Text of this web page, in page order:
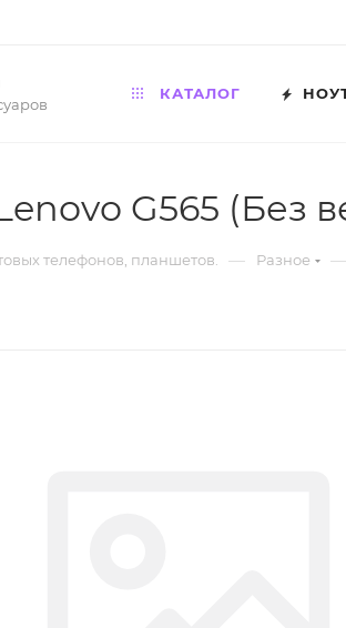
КАТАЛОГ
G565 (Без
телефонов, планшетов. — Разное —